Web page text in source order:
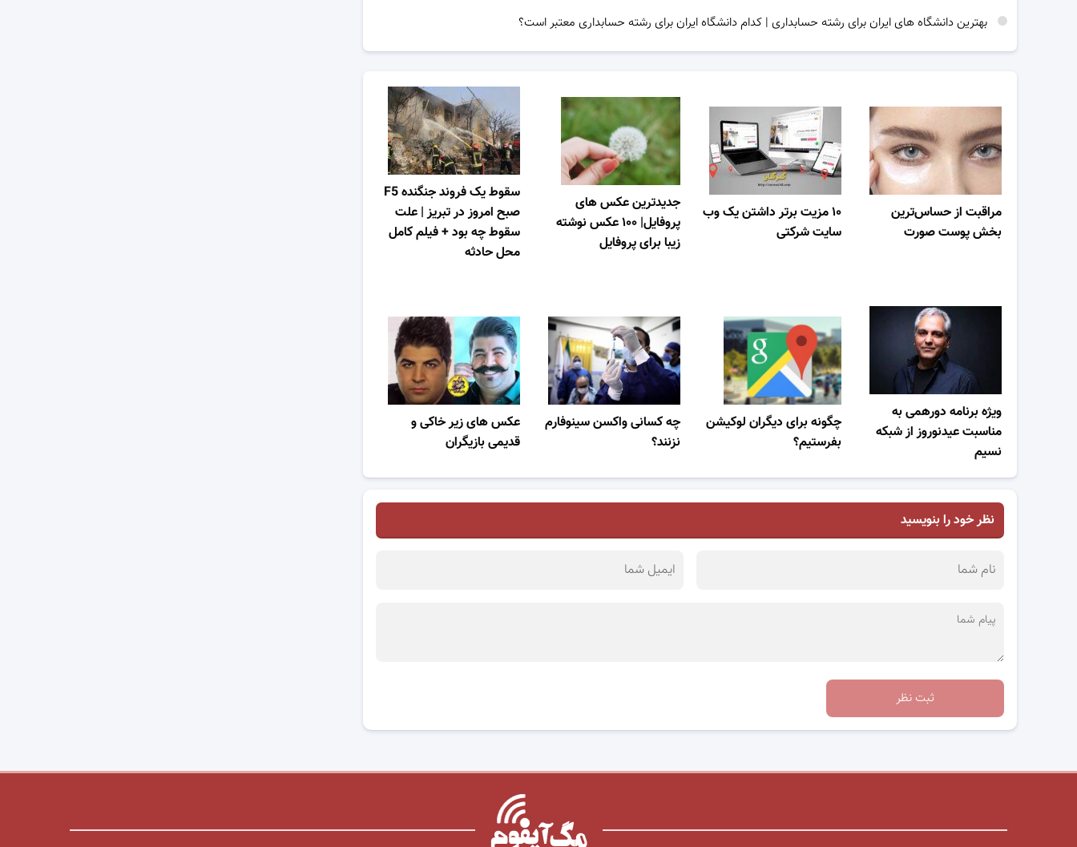
بهترین دانشگاه های ایران برای رشته حسابداری | کدام دانشگاه ایران برای رشته حسابداری معتبر است؟
سقوط یک فروند جنگنده F5
صبح امروز در تبریز | علت
سقوط چه بود + فیلم کامل
محل حادثه
جدیدترین عکس های
پروفایل| ۱۰۰ عکس نوشته
زیبا برای پروفایل
۱۰ مزیت برتر داشتن یک وب
سایت شرکتی
مراقبت از حساس‌ترین
بخش پوست صورت
عکس های زیر خاکی و
قدیمی بازیگران
چه کسانی واکسن سینوفارم
نزنند؟
چگونه برای دیگران لوکیشن
بفرستیم؟
ویژه برنامه دورهمی به
مناسبت عیدنوروز از شبکه
نسیم
نظر خود را بنویسید
ثبت نظر